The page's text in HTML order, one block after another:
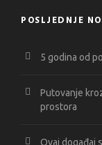
POSLJEDNJE
5 godina od
Putovanje
prostora
Ovaj događaj